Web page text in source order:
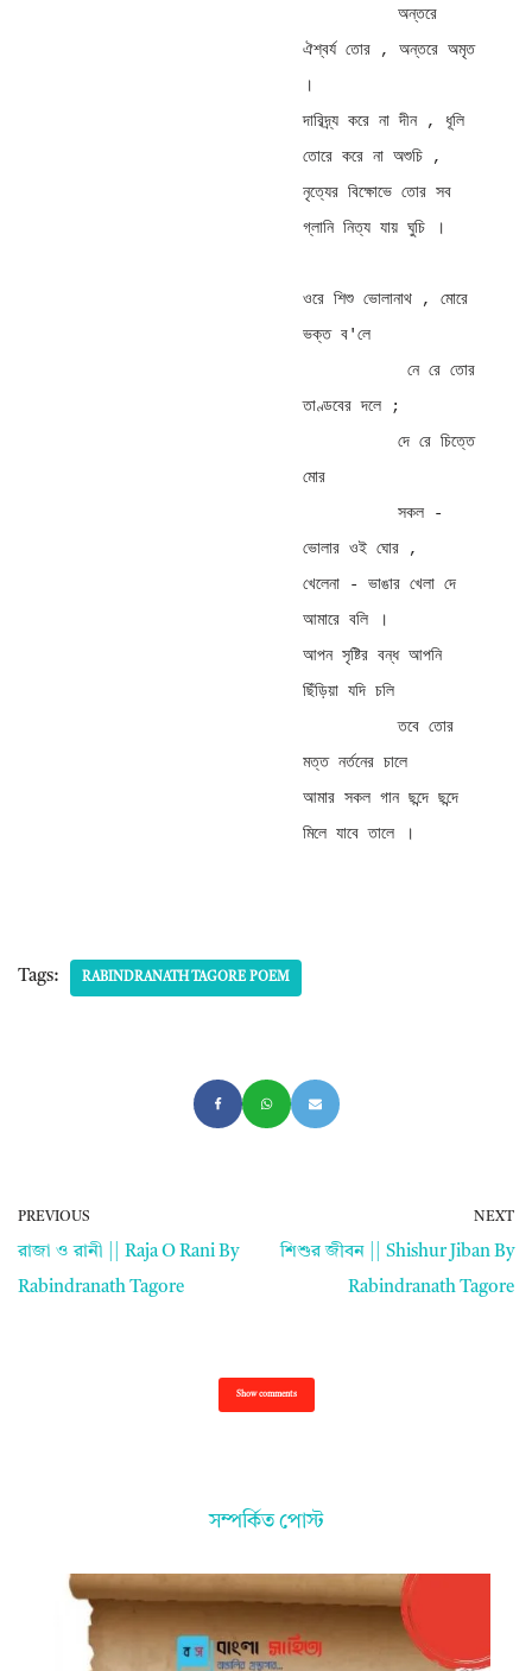
ঐশ্বর্য তোর , অন্তরে অমৃত
।
দারিদ্র্য করে না দীন , ধূলি
তোরে করে না অশুচি ,
নৃত্যের বিক্ষোভে তোর সব
গ্লানি নিত্য যায় ঘুচি ।
ওরে শিশু ভোলানাথ , মোরে
ভক্ত ব'লে
তাণ্ডবের দলে ;
মোর
ভোলার ওই ঘোর ,
খেলেনা - ভাঙার খেলা দে
আমারে বলি ।
আপন সৃষ্টির বন্ধ আপনি
ছিঁড়িয়া যদি চলি
          তবে তোর
মত্ত নর্তনের চালে
আমার সকল গান ছন্দে ছন্দে
মিলে যাবে তালে ।
Tags: RABINDRANATH TAGORE POEM
PREVIOUS
রাজা ও রানী || Raja O Rani By
Rabindranath Tagore
NEXT
শিশুর জীবন || Shishur Jiban By
Rabindranath Tagore
Show comments
সম্পর্কিত পোস্ট